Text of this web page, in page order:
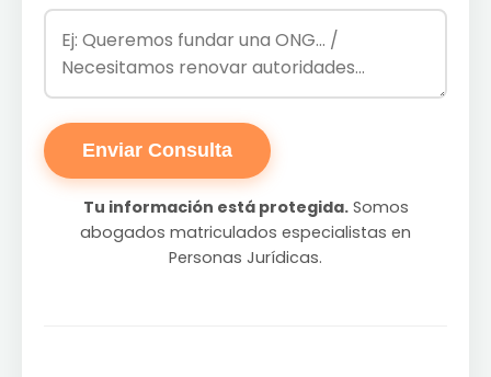
Enviar Consulta
Tu información está protegida.Somos
abogados matriculados especialistas en
Personas Jurídicas.